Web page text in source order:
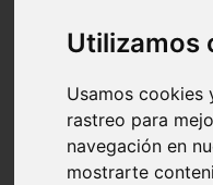
Utilizamos
Usamos cookies
rastreo para
navegación en
mostrarte